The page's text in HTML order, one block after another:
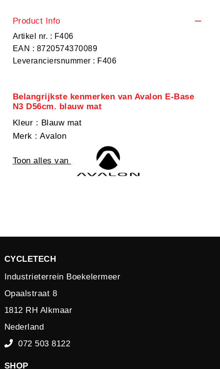
Product Info
Artikel nr. : F406
EAN : 8720574370089
Leveranciersnummer : F406
Belangrijkste kenmerken van Avalon E-Base
N3 D56cm. blauw mat
Kleur : Blauw mat
Merk : Avalon
Toon alles van
CYCLETECH
Industrieterrein Boekelermeer
Opaalstraat 8
1812 RH Alkmaar
Nederland
072 503 8122
SHOP